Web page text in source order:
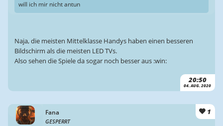
20:50
04. AUG. 2020
will ich mir nicht antun
Naja, die meisten Mittelklasse Handys haben einen besseren
Bildschirm als die meisten LED TVs.
Also sehen die Spiele da sogar noch besser aus :win:
Fana
GESPERRT
1